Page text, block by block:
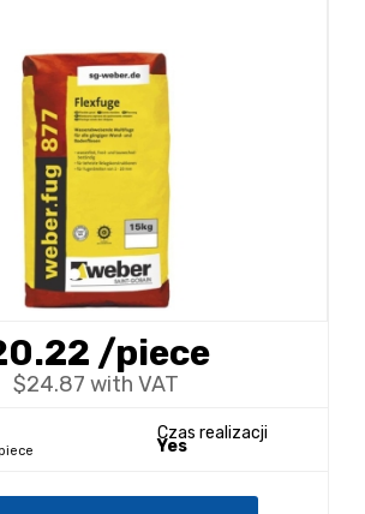
/piece
$24.87 with VAT
Czas realizacji
Yes